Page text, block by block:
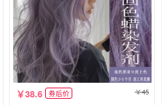
38.6 券后价 45